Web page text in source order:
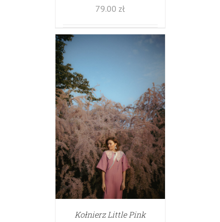
79.00 zł
Kołnierz Little Pink